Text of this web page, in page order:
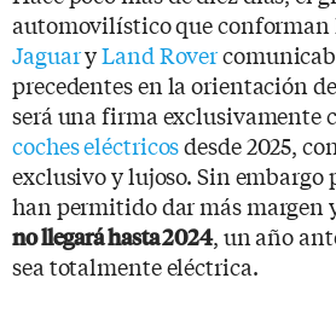
automovilístico que
JaguaryLand Rover
precedentes en la orientación
será una firma exclusivamente
coches eléctricosdesde 2025,
exclusivo y lujoso. Sin embargo
han permitido dar más margen
no llegará hasta 2024, un año
sea totalmente eléctrica.